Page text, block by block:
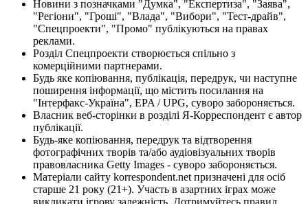
Новини з позначками "Думка", "Експертиза", "Заява",
"Регіони", "Гроші", "Влада", "Вибори", "Тест-драйв",
"Спецпроекти", "Промо" публікуються на правах
реклами.
Розділ Спецпроекти створюється спільно з
комерційними партнерами.
Будь яке копіювання, публікація, передрук, чи наступне
поширення інформації, що містить посилання на
"Інтерфакс-Україна", EPA / UPG, суворо забороняється.
Власник веб-сторінки в розділі Я-Корреспондент є автор
публікації.
Будь-яке копіювання, передрук та відтворення
фотографічних творів та/або аудіовізуальних творів
правовласника Getty Images - суворо забороняється.
Матеріали сайту korrespondent.net призначені для осіб
старше 21 року (21+). Участь в азартних іграх може